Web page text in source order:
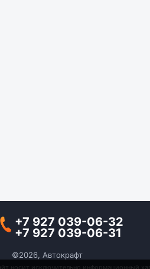
+7 927 039-06-32
+7 927 039-06-31
©2026, Автокрафт